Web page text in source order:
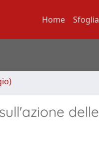
Home Sfoglia
delle